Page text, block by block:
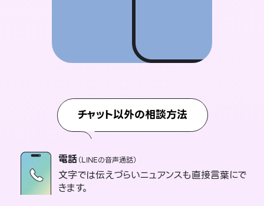
チャット以外の相談方法
電話（LINEの音声通話）
文字では伝えづらいニュアンスも直接言葉にで
きます。